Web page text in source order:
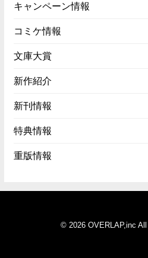
キャンペーン情報
コミケ情報
文庫大賞
新作紹介
新刊情報
特典情報
重版情報
© 2026 OVERLAP,inc